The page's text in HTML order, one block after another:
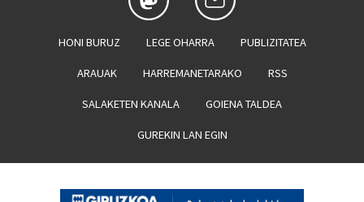
HONI BURUZ LEGE OHARRA PUBLIZITATEA
ARAUAK HARREMANETARAKO RSS
SALAKETEN KANALA GOIENA TALDEA
GUREKIN LAN EGIN